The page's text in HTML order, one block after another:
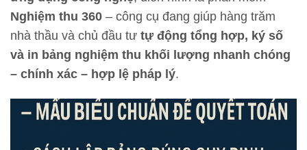
Nghiệm thu 360 – công cụ đang giúp hàng trăm
nhà thầu và chủ đầu tư tự động tổng hợp, ký số
và in bảng nghiệm thu khối lượng nhanh chóng
– chính xác – hợp lệ pháp lý.